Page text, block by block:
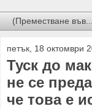
петък, 18 октомври
Туск до
не се
че това е